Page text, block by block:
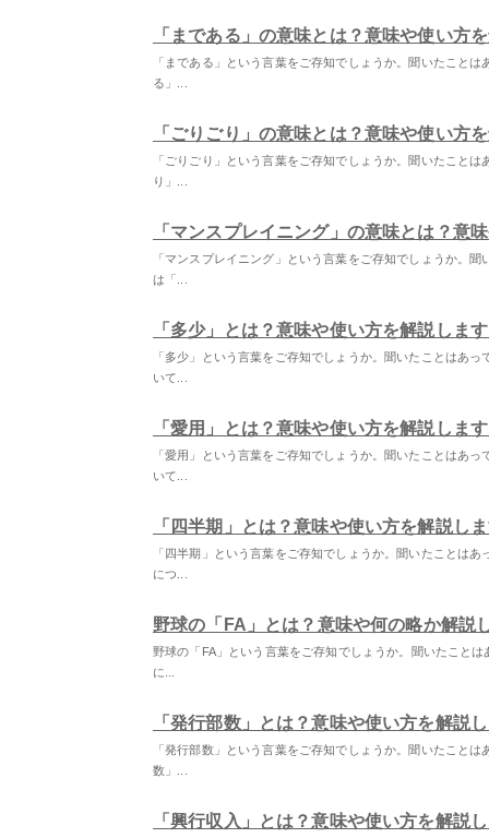
「まである」の意味とは？意味や使い方
「まである」という言葉をご存知でしょうか。聞いたこと
る」...
「ごりごり」の意味とは？意味や使い方
「ごりごり」という言葉をご存知でしょうか。聞いたこと
り」...
「マンスプレイニング」の意味とは？意
「マンスプレイニング」という言葉をご存知でしょうか。
は「...
「多少」とは？意味や使い方を解説しま
「多少」という言葉をご存知でしょうか。聞いたことはあ
いて...
「愛用」とは？意味や使い方を解説しま
「愛用」という言葉をご存知でしょうか。聞いたことはあ
いて...
「四半期」とは？意味や使い方を解説し
「四半期」という言葉をご存知でしょうか。聞いたことは
につ...
野球の「FA」とは？意味や何の略か解説
野球の「FA」という言葉をご存知でしょうか。聞いたこと
に...
「発行部数」とは？意味や使い方を解説
「発行部数」という言葉をご存知でしょうか。聞いたこと
数」...
「興行収入」とは？意味や使い方を解説